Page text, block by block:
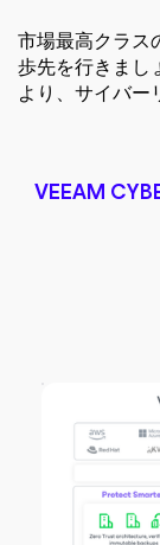
市場最高クラス
歩先を行きまし
より、サイバー
VEEAM